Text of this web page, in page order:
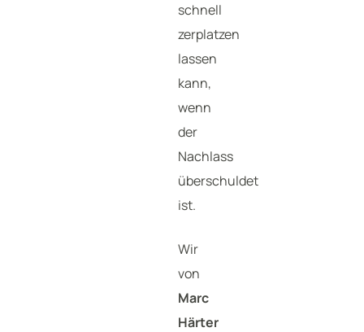
schnell
zerplatzen
lassen
kann,
wenn
der
Nachlass
überschuldet
ist.
Wir
von
Marc
Härter